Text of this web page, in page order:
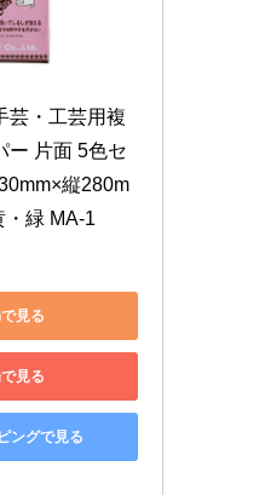
芸・工芸用複
ー 片面 5色セ
縦280m
・緑 MA-1
見る
見る
ングで見る